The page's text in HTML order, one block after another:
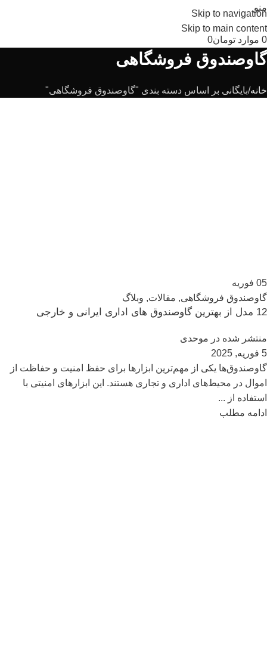
Skip to navigation
Skip to main content
منو
0 موارد تومان0
گاوصندوق فروشگاهی
خانه بایگانی بر اساس دسته بندی "گاوصندوق فروشگاهی"
05 فوریه
گاوصندوق فروشگاهی, مقالات, وبلاگ
12 مدل از بهترین گاوصندوق های اداری ایرانی و خارجی
منتشر شده در موحدی
5 فوریه, 2025
گاوصندوق‌ها یکی از مهم‌ترین ابزارها برای حفظ امنیت و حفاظت از
اموال در محیط‌های اداری و تجاری هستند. این ابزارهای امنیتی با
استفاده از ...
ادامه مطلب